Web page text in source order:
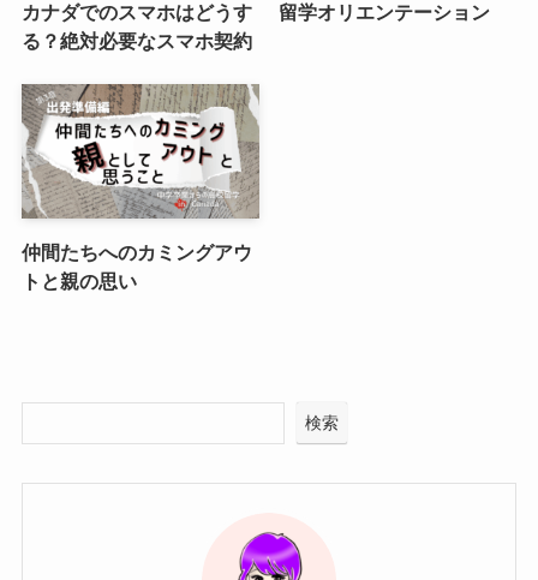
カナダでのスマホはどうす
る？絶対必要なスマホ契約
留学オリエンテーション
仲間たちへのカミングアウ
トと親の思い
検索